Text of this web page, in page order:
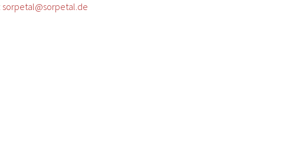
sorpetal@sorpetal.de